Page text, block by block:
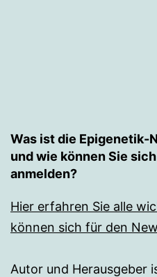
Was ist die Epigenetik-
und wie können Sie
anmelden?
Hier erfahren Sie alle
können sich für den
Autor und Herausgeber